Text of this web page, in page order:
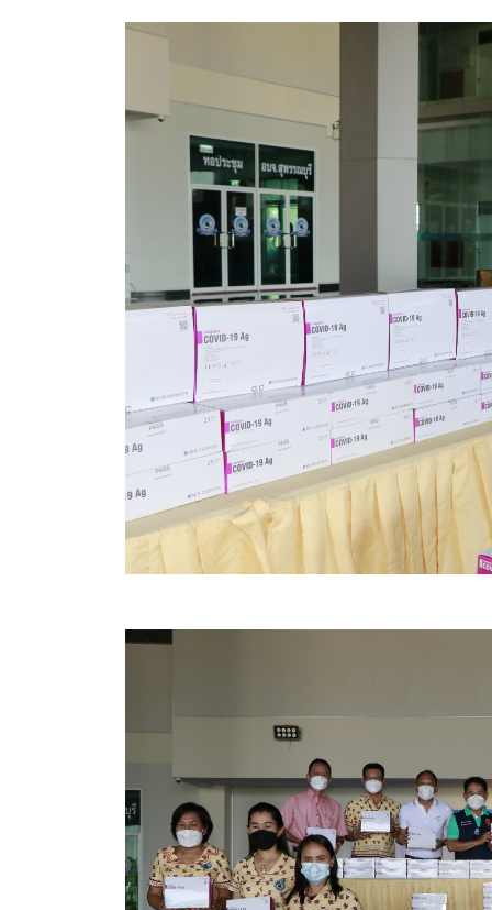
ประกาศผู้ชนะการเสนอราคา
ประกาศเชิญชวนประกวดราคา (e-bidding)
ยกเลิกประกาศเชิญชวน
ยกเลิกประกาศผู้ชนะ
เปลี่ยนแปลงประกาศผู้ชนะ
เปลี่ยนแปลงประกาศเชิญชวน
ประกาศขายทอดตลาดทรัพย์สินประจำปี
ประกาศกำหนดอายุการใช้งานของสินทรัพย์ขององ
คู่มือการปฏิบัติงานฝ่ายทะเบียนพัสดุและทรัพย์สิน
การประเมินความพึงพอใจของการดำเนินงาน อบจ.
แบบฟอร์มการชำระภาษีฯ
การบริการแบบเบ็ดเสร็จ (One Stop Service)
หนังสือสั่งการ